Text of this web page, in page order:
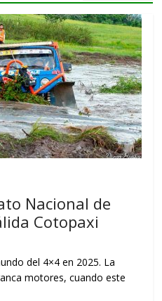
Nacional de
Cotopaxi
del 4×4 en 2025. La
motores, cuando este